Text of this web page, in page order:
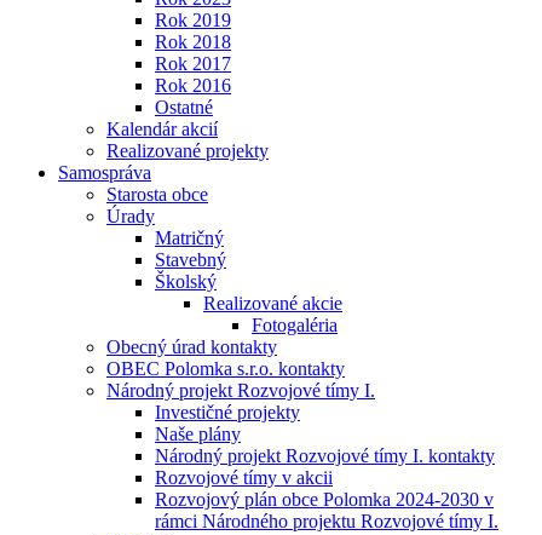
Rok 2019
Rok 2018
Rok 2017
Rok 2016
Ostatné
Kalendár akcií
Realizované projekty
Samospráva
Starosta obce
Úrady
Matričný
Stavebný
Školský
Realizované akcie
Fotogaléria
Obecný úrad kontakty
OBEC Polomka s.r.o. kontakty
Národný projekt Rozvojové tímy I.
Investičné projekty
Naše plány
Národný projekt Rozvojové tímy I. kontakty
Rozvojové tímy v akcii
Rozvojový plán obce Polomka 2024-2030 v
rámci Národného projektu Rozvojové tímy I.